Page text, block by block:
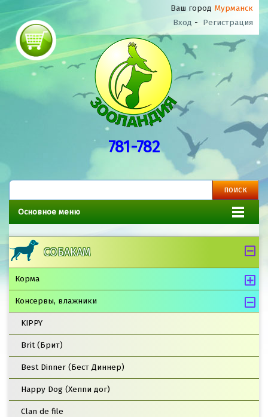
Ваш город Мурманск
Вход - Регистрация
781-782
Основное меню
СОБАКАМ
Корма
Консервы, влажники
KIPPY
Brit (Брит)
Best Dinner (Бест Диннер)
Happy Dog (Хеппи дог)
Clan de file